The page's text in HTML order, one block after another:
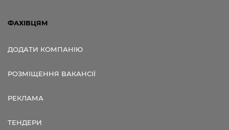
ФАХІВЦЯМ
ДОДАТИ КОМПАНІЮ
РОЗМІЩЕННЯ ВАКАНСІЇ
РЕКЛАМА
ТЕНДЕРИ